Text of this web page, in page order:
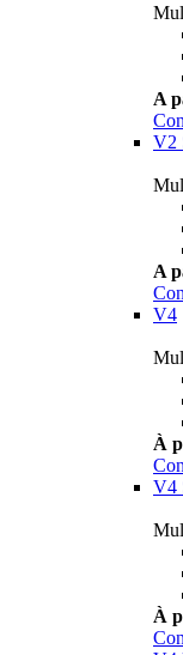
A
V2
A
V4
À
V4
À